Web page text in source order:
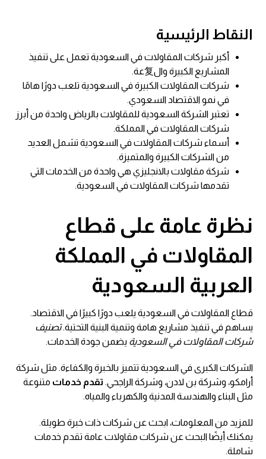
النقاط الرئيسية
أكبر شركات المقاولات في السعودية تعمل على تنفيذ
المشاريع الكبيرة وال复عة.
شركات المقاولات الكبيرة في السعودية تلعب دورًا هامًا
في نمو الاقتصاد السعودي.
تعتبر الشركة السعودية للمقاولات بالرياض واحدة من أبرز
شركات المقاولات في المملكة.
أسماء شركات المقاولات في السعودية تشمل العديد
من الشركات الكبيرة والمتميزة.
شركة مقاولات بالانجليزي هي واحدة من الخدمات التي
تقدمها شركات المقاولات في السعودية.
نظرة عامة على قطاع
المقاولات في المملكة
العربية السعودية
قطاع المقاولات في السعودية يلعب دورًا كبيرًا في الاقتصاد.
يساهم في تنفيذ مشاريع هامة وتنمية البنية التحتية.تصنيف
شركات المقاولات في السعودية يضمن جودة الخدمات.
الشركات الكبرى في السعودية تتميز بالخبرة والكفاءة. مثل شركة
أرامكو، وشركة بن لادن، وشركة الراجحي. تقدم خدمات متنوعة
مثل البناء والهندسة المدنية والكهرباء والمياه.
للمزيد من المعلومات، ابحث عن شركات ذات خبرة طويلة.
يمكنك أيضًا البحث عن شركات مقاولات عامة تقدم خدمات
شاملة.